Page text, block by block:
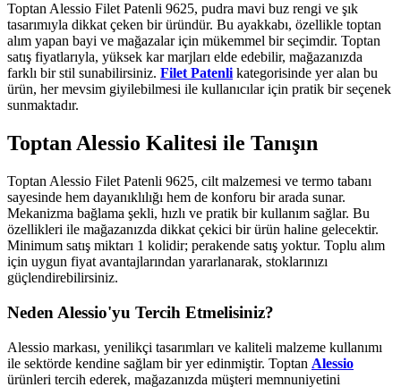
Toptan Alessio Filet Patenli 9625, pudra mavi buz rengi ve şık
tasarımıyla dikkat çeken bir üründür. Bu ayakkabı, özellikle toptan
alım yapan bayi ve mağazalar için mükemmel bir seçimdir. Toptan
satış fiyatlarıyla, yüksek kar marjları elde edebilir, mağazanızda
farklı bir stil sunabilirsiniz. Filet Patenli kategorisinde yer alan bu
ürün, her mevsim giyilebilmesi ile kullanıcılar için pratik bir seçenek
sunmaktadır.
Toptan Alessio Kalitesi ile Tanışın
Toptan Alessio Filet Patenli 9625, cilt malzemesi ve termo tabanı
sayesinde hem dayanıklılığı hem de konforu bir arada sunar.
Mekanizma bağlama şekli, hızlı ve pratik bir kullanım sağlar. Bu
özellikleri ile mağazanızda dikkat çekici bir ürün haline gelecektir.
Minimum satış miktarı 1 kolidir; perakende satış yoktur. Toplu alım
için uygun fiyat avantajlarından yararlanarak, stoklarınızı
güçlendirebilirsiniz.
Neden Alessio'yu Tercih Etmelisiniz?
Alessio markası, yenilikçi tasarımları ve kaliteli malzeme kullanımı
ile sektörde kendine sağlam bir yer edinmiştir. Toptan Alessio
ürünleri tercih ederek, mağazanızda müşteri memnuniyetini